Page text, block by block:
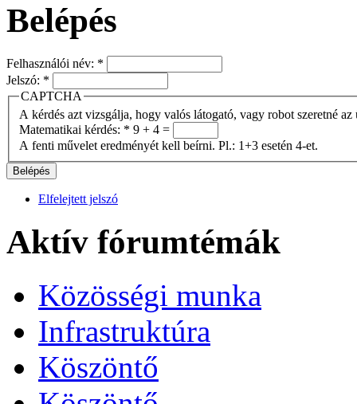
Belépés
Felhasználói név: *
Jelszó: *
CAPTCHA
A kérdés azt vizsgálja, hogy valós látogató, vagy robot szeretné
Matematikai kérdés: * 9 + 4 =
A fenti művelet eredményét kell beírni. Pl.: 1+3 esetén 4-et.
Elfelejtett jelszó
Aktív fórumtémák
Közösségi munka
Infrastruktúra
Köszöntő